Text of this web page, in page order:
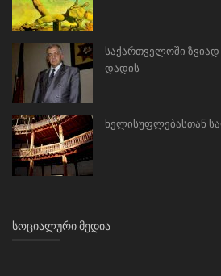
საქართველოში
დადის
ხელისუფლებასთან
ᲡᲝᲪᲘᲐᲚᲣᲠᲘ ᲛᲔᲓᲘᲐ